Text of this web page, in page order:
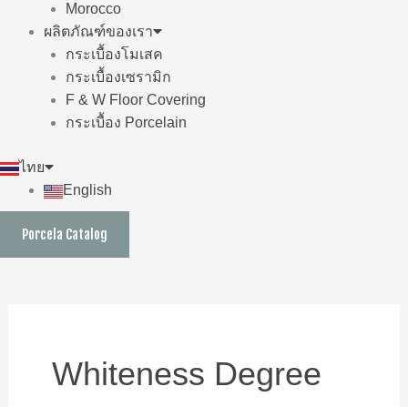
Morocco
ผลิตภัณฑ์ของเรา
กระเบื้องโมเสค
กระเบื้องเซรามิก
F & W Floor Covering
กระเบื้อง Porcelain
ไทย
English
Porcela Catalog
Whiteness Degree